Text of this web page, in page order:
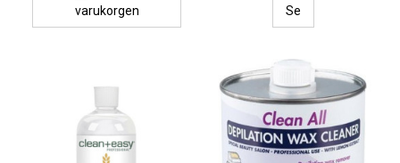
varukorgen
Se